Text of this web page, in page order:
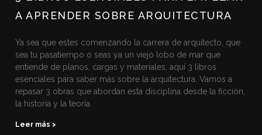
A APRENDER SOBRE ARQUITECTURA
Ya sea que estes comenzando la carrera de arquitecto, que
sea tu pasatiempo o seas ya un viejo lobo de mar que
entiende de planos, cargas y materiales, aquí 3 libros
esenciales para saber más sobre la arquitectura. Vamos a
repasar 3 obras que abordan esta disciplina desde la ficción,
la historia y la teoría.
Leer más >